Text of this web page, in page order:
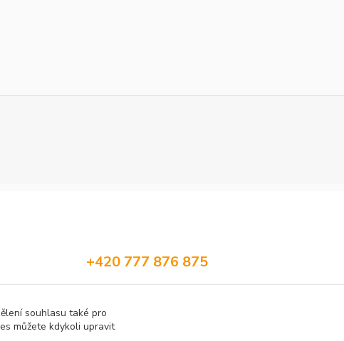
+420 777 876 875
souhlasu také pro
můžete kdykoli upravit